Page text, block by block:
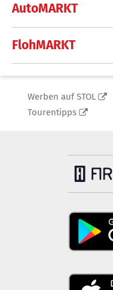
AutoMARKT
FlohMARKT
Werben auf STOL
Tourentipps